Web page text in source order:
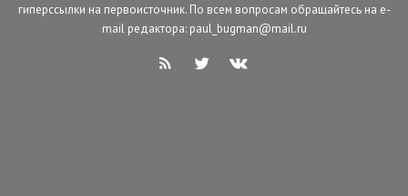
гиперссылки на первоисточник. По всем вопросам обращайтесь на e-
mail редактора: paul_bugman@mail.ru